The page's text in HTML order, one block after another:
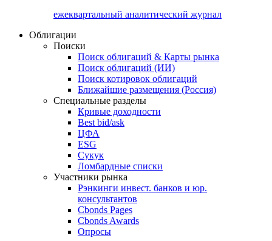
ежеквартальный аналитический журнал
Облигации
Поиски
Поиск облигаций & Карты рынка
Поиск облигаций (ИИ)
Поиск котировок облигаций
Ближайшие размещения (Россия)
Специальные разделы
Кривые доходности
Best bid/ask
ЦФА
ESG
Сукук
Ломбардные списки
Участники рынка
Рэнкинги инвест. банков и юр.
консультантов
Cbonds Pages
Cbonds Awards
Опросы